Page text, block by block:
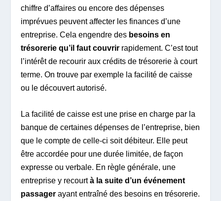
chiffre d’affaires ou encore des dépenses
imprévues peuvent affecter les finances d’une
entreprise. Cela engendre des besoins en
trésorerie qu’il faut couvrir rapidement. C’est tout
l’intérêt de recourir aux crédits de trésorerie à court
terme. On trouve par exemple la facilité de caisse
ou le découvert autorisé.
La facilité de caisse est une prise en charge par la
banque de certaines dépenses de l’entreprise, bien
que le compte de celle-ci soit débiteur. Elle peut
être accordée pour une durée limitée, de façon
expresse ou verbale. En règle générale, une
entreprise y recourtà la suite d’un événement
passager ayant entraîné des besoins en trésorerie.